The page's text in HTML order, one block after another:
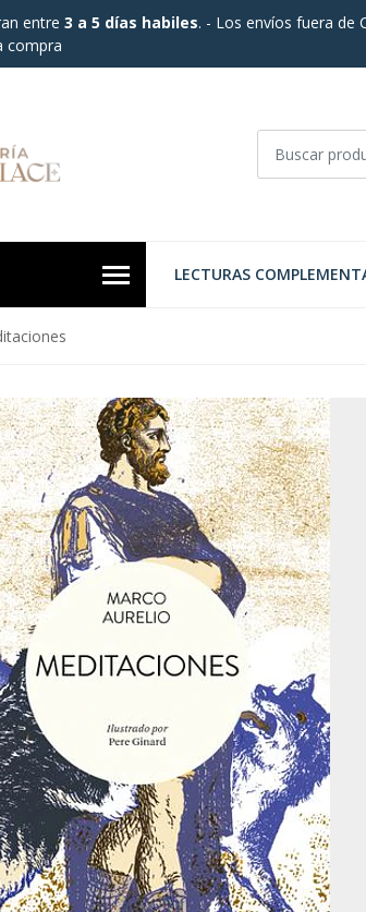
entre 3 a 5 días habiles. - Los envíos fuera de
compra
LECTURAS